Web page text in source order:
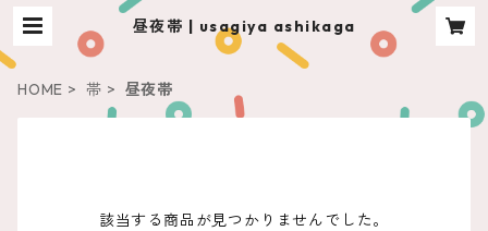
昼夜帯 | usagiya ashikaga
HOME 帯 昼夜帯
該当する商品が見つかりませんでした。